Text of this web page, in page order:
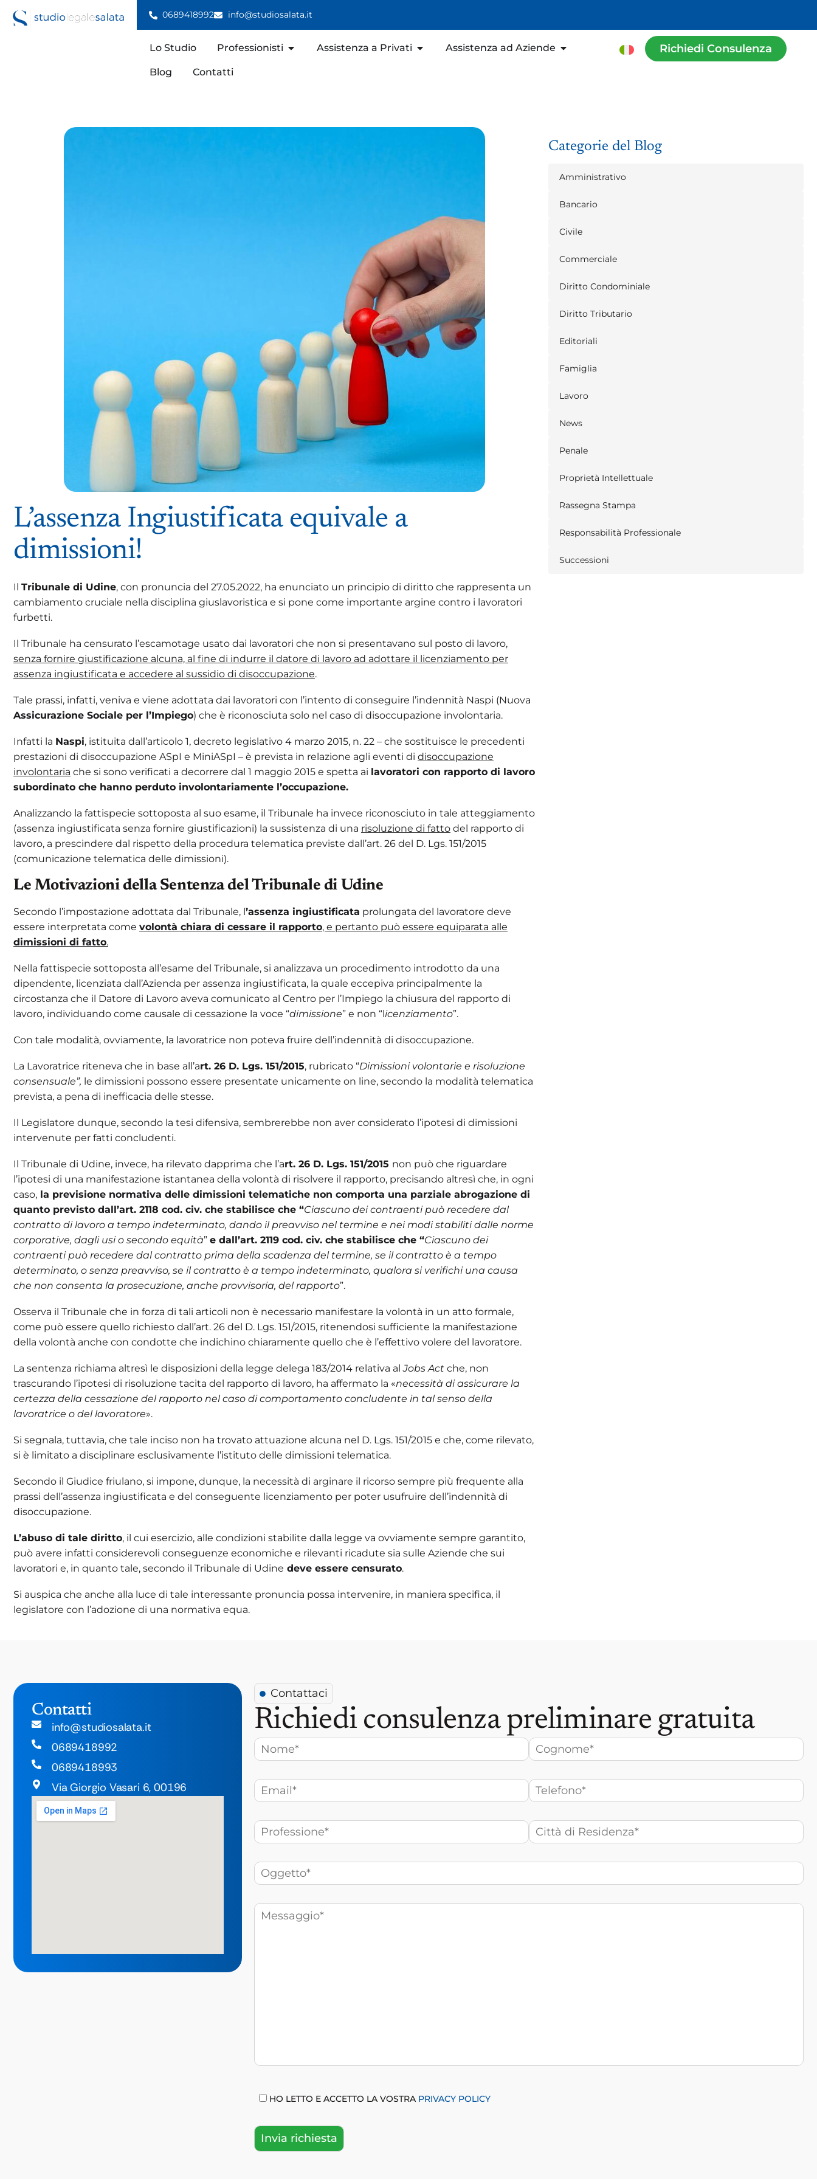
0689418992 info@studiosalata.it
Lo Studio Professionisti Assistenza a Privati Assistenza ad Aziende
Blog Contatti
Richiedi Consulenza
L’assenza Ingiustificata equivale a
dimissioni!
Il Tribunale di Udine, con pronuncia del 27.05.2022, ha enunciato un principio di diritto che rappresenta un
cambiamento cruciale nella disciplina giuslavoristica e si pone come importante argine contro i lavoratori
furbetti.
Il Tribunale ha censurato l’escamotage usato dai lavoratori che non si presentavano sul posto di lavoro,
senza fornire giustificazione alcuna, al fine di indurre il datore di lavoro ad adottare il licenziamento per
assenza ingiustificata e accedere al sussidio di disoccupazione.
Tale prassi, infatti, veniva e viene adottata dai lavoratori con l’intento di conseguire l’indennità Naspi (Nuova
Assicurazione Sociale per l’Impiego) che è riconosciuta solo nel caso di disoccupazione involontaria.
Infatti la Naspi, istituita dall’articolo 1, decreto legislativo 4 marzo 2015, n. 22 – che sostituisce le precedenti
prestazioni di disoccupazione ASpI e MiniASpI – è prevista in relazione agli eventi di disoccupazione
involontaria che si sono verificati a decorrere dal 1 maggio 2015 e spetta ai lavoratori con rapporto di lavoro
subordinato che hanno perduto involontariamente l’occupazione.
Analizzando la fattispecie sottoposta al suo esame, il Tribunale ha invece riconosciuto in tale atteggiamento
(assenza ingiustificata senza fornire giustificazioni) la sussistenza di una risoluzione di fatto del rapporto di
lavoro, a prescindere dal rispetto della procedura telematica previste dall’art. 26 del D. Lgs. 151/2015
(comunicazione telematica delle dimissioni).
Le Motivazioni della Sentenza del Tribunale di Udine
Secondo l’impostazione adottata dal Tribunale, l’assenza ingiustificata prolungata del lavoratore deve
essere interpretata come volontà chiara di cessare il rapporto, e pertanto può essere equiparata alle
dimissioni di fatto.
Nella fattispecie sottoposta all’esame del Tribunale, si analizzava un procedimento introdotto da una
dipendente, licenziata dall’Azienda per assenza ingiustificata, la quale eccepiva principalmente la
circostanza che il Datore di Lavoro aveva comunicato al Centro per l’Impiego la chiusura del rapporto di
lavoro, individuando come causale di cessazione la voce “dimissione” e non “licenziamento”.
Con tale modalità, ovviamente, la lavoratrice non poteva fruire dell’indennità di disoccupazione.
La Lavoratrice riteneva che in base all’art. 26 D. Lgs. 151/2015, rubricato “Dimissioni volontarie e risoluzione
consensuale”, le dimissioni possono essere presentate unicamente on line, secondo la modalità telematica
prevista, a pena di inefficacia delle stesse.
Il Legislatore dunque, secondo la tesi difensiva, sembrerebbe non aver considerato l’ipotesi di dimissioni
intervenute per fatti concludenti.
Il Tribunale di Udine, invece, ha rilevato dapprima che l’art. 26 D. Lgs. 151/2015 non può che riguardare
l’ipotesi di una manifestazione istantanea della volontà di risolvere il rapporto, precisando altresì che, in ogni
caso, la previsione normativa delle dimissioni telematiche non comporta una parziale abrogazione di
quanto previsto dall’art. 2118 cod. civ. che stabilisce che “Ciascuno dei contraenti può recedere dal
contratto di lavoro a tempo indeterminato, dando il preavviso nel termine e nei modi stabiliti dalle norme
corporative, dagli usi o secondo equità” e dall’art. 2119 cod. civ. che stabilisce che “Ciascuno dei
contraenti può recedere dal contratto prima della scadenza del termine, se il contratto è a tempo
determinato, o senza preavviso, se il contratto è a tempo indeterminato, qualora si verifichi una causa
che non consenta la prosecuzione, anche provvisoria, del rapporto”.
Osserva il Tribunale che in forza di tali articoli non è necessario manifestare la volontà in un atto formale,
come può essere quello richiesto dall’art. 26 del D. Lgs. 151/2015, ritenendosi sufficiente la manifestazione
della volontà anche con condotte che indichino chiaramente quello che è l’effettivo volere del lavoratore.
La sentenza richiama altresì le disposizioni della legge delega 183/2014 relativa alJobs Act che, non
trascurando l’ipotesi di risoluzione tacita del rapporto di lavoro, ha affermato la «necessità di assicurare la
certezza della cessazione del rapporto nel caso di comportamento concludente in tal senso della
lavoratrice o del lavoratore».
Si segnala, tuttavia, che tale inciso non ha trovato attuazione alcuna nel D. Lgs. 151/2015 e che, come rilevato,
si è limitato a disciplinare esclusivamente l’istituto delle dimissioni telematica.
Secondo il Giudice friulano, si impone, dunque, la necessità di arginare il ricorso sempre più frequente alla
prassi dell’assenza ingiustificata e del conseguente licenziamento per poter usufruire dell’indennità di
disoccupazione.
L’abuso di tale diritto, il cui esercizio, alle condizioni stabilite dalla legge va ovviamente sempre garantito,
può avere infatti considerevoli conseguenze economiche e rilevanti ricadute sia sulle Aziende che sui
lavoratori e, in quanto tale, secondo il Tribunale di Udine deve essere censurato.
Si auspica che anche alla luce di tale interessante pronuncia possa intervenire, in maniera specifica, il
legislatore con l’adozione di una normativa equa.
Categorie del Blog
Amministrativo
Bancario
Civile
Commerciale
Diritto Condominiale
Diritto Tributario
Editoriali
Famiglia
Lavoro
News
Penale
Proprietà Intellettuale
Rassegna Stampa
Responsabilità Professionale
Successioni
Contatti
info@studiosalata.it
0689418992
0689418993
Via Giorgio Vasari 6, 00196
Contattaci
Richiedi consulenza preliminare gratuita
HO LETTO E ACCETTO LA VOSTRA PRIVACY POLICY